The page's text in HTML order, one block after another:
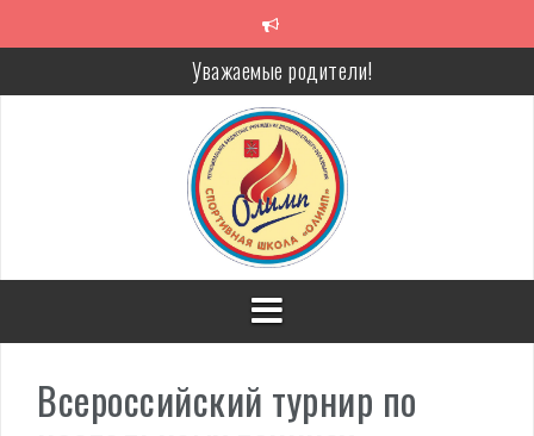
Уважаемые родители!
Алкоголь — путь в никуда
Решение спора без суда
Проголосуй за объекты благоустройства!
Всероссийский турнир по